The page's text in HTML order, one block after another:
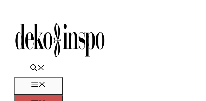
Inhalt
springen